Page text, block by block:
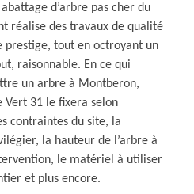
d’arbre pas cher du
réalise des travaux de qualité
prestige, tout en octroyant un
raisonnable. En ce qui
un arbre à Montberon,
Vert 31 le fixera selon
contraintes du site, la
la hauteur de l’arbre à
le matériel à utiliser
et plus encore.